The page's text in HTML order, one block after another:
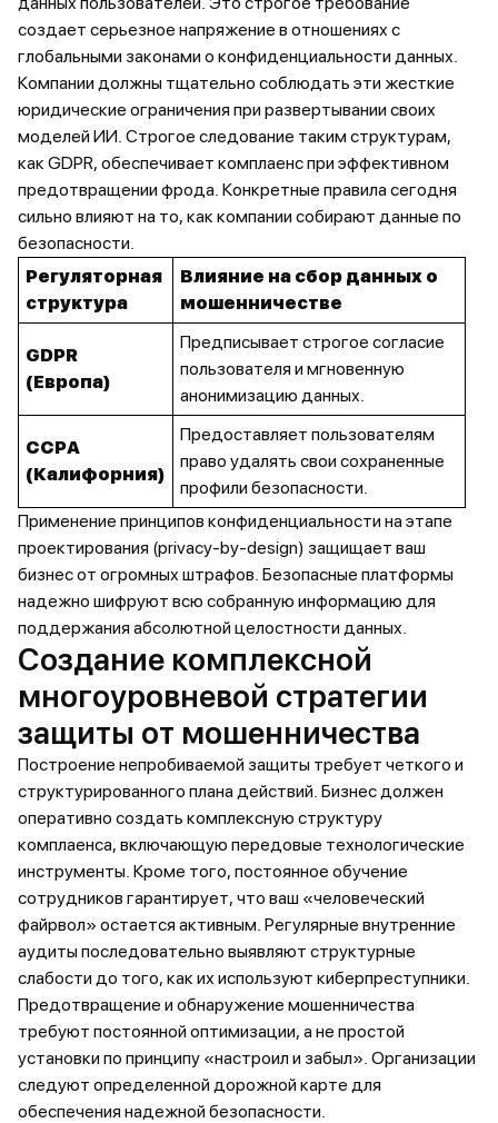
создает серьезное напряжение в отношениях с
глобальными законами о конфиденциальности данных.
Компании должны тщательно соблюдать эти жесткие
юридические ограничения при развертывании своих
моделей ИИ. Строгое следование таким структурам,
как GDPR, обеспечивает комплаенс при эффективном
предотвращении фрода. Конкретные правила сегодня
сильно влияют на то, как компании собирают данные по
безопасности.
Регуляторная
структура
Влияние на сбор данных о
мошенничестве
GDPR
(Европа)
Предписывает строгое согласие
пользователя и мгновенную
анонимизацию данных.
CCPA
(Калифорния)
Предоставляет пользователям
право удалять свои сохраненные
профили безопасности.
Применение принципов конфиденциальности на этапе
проектирования (privacy-by-design) защищает ваш
бизнес от огромных штрафов. Безопасные платформы
надежно шифруют всю собранную информацию для
поддержания абсолютной целостности данных.
Создание комплексной
многоуровневой стратегии
защиты от мошенничества
Построение непробиваемой защиты требует четкого и
структурированного плана действий. Бизнес должен
оперативно создать комплексную структуру
комплаенса, включающую передовые технологические
инструменты. Кроме того, постоянное обучение
сотрудников гарантирует, что ваш «человеческий
файрвол» остается активным. Регулярные внутренние
аудиты последовательно выявляют структурные
слабости до того, как их используют киберпреступники.
Предотвращение и обнаружение мошенничества
требуют постоянной оптимизации, а не простой
установки по принципу «настроил и забыл». Организации
следуют определенной дорожной карте для
обеспечения надежной безопасности.